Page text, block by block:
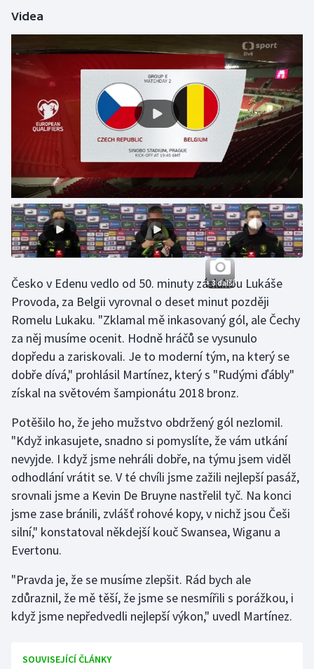
Lyže a snowboard
Moderní pětiboj
Motorsport
Olympijské hry
Parasport
Plavání
Plážový volejbal
Rychlobruslení
Rychlostní kanoistika
Short track
Stolní tenis
Triatlon
Veslování
Vodní slalom
Volejbal
Ostatní
Videa
+ 3 další
Česko v Edenu vedlo od 50. minuty zásluhou Lukáše
Provoda, za Belgii vyrovnal o deset minut později
Romelu Lukaku. "Zklamal mě inkasovaný gól, ale Čechy
za něj musíme ocenit. Hodně hráčů se vysunulo
dopředu a zariskovali. Je to moderní tým, na který se
dobře dívá," prohlásil Martínez, který s "Rudými ďábly"
získal na světovém šampionátu 2018 bronz.
Potěšilo ho, že jeho mužstvo obdržený gól nezlomil.
"Když inkasujete, snadno si pomyslíte, že vám utkání
nevyjde. I když jsme nehráli dobře, na týmu jsem viděl
odhodlání vrátit se. V té chvíli jsme zažili nejlepší pasáž,
srovnali jsme a Kevin De Bruyne nastřelil tyč. Na konci
jsme zase bránili, zvlášť rohové kopy, v nichž jsou Češi
silní," konstatoval někdejší kouč Swansea, Wiganu a
Evertonu.
"Pravda je, že se musíme zlepšit. Rád bych ale
zdůraznil, že mě těší, že jsme se nesmířili s porážkou, i
když jsme nepředvedli nejlepší výkon," uvedl Martínez.
SOUVISEJÍCÍ ČLÁNKY